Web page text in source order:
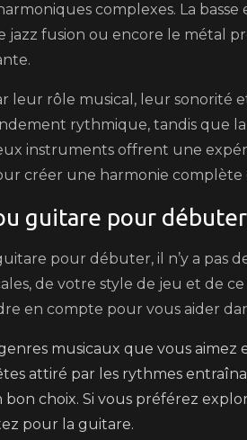
complexes. La basse
jazz fusion ou encore le métal
leur rôle musical, leur sonorité
rythmique, tandis que
instruments offrent une
créer une harmonie complète
guitare pour débuter
pour débuter, il n’y a pas
de votre style de jeu et de
en compte pour vous aider
musicaux que vous aimez
attiré par les rythmes
choix. Si vous préférez
pour la guitare.